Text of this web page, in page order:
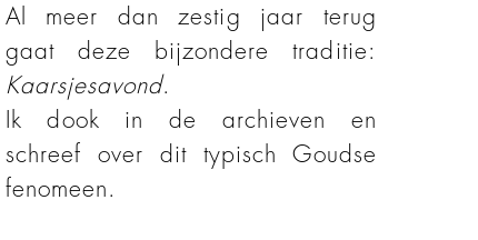
Al meer dan zestig jaar terug
gaat deze bijzondere traditie:
Kaarsjesavond.
Ik dook in de archieven en
schreef over dit typisch Goudse
fenomeen.